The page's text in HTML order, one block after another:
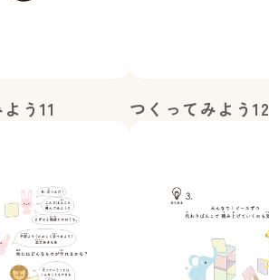
う11 つくってみよう12